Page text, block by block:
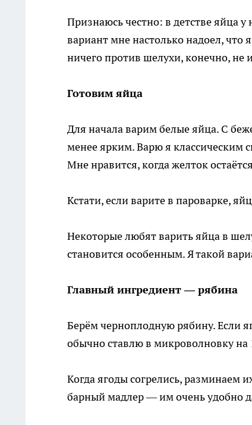
Признаюсь честно: в детстве яйца у
вариант мне настолько надоел, что
ничего против шелухи, конечно, не
Готовим яйца
Для начала варим белые яйца. С
менее ярким. Варю я классическим
Мне нравится, когда желток
Кстати, если варите в пароварке,
Некоторые любят варить яйца в
становится особенным. Я такой
Главный ингредиент — рябина
Берём черноплодную рябину. Если
обычно ставлю в микроволновку
Когда ягоды согрелись,
барный мадлер — им очень удобно